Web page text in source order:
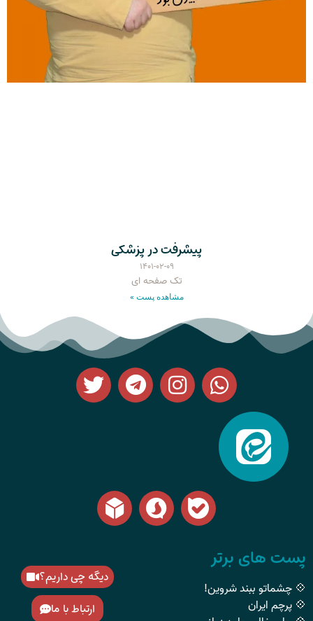
پیشرفت در پزشکی
۱۴۰۱-۰۲-۰۹
تک صفحه ای
مشاهده پست »
پست های برتر
💠 چشماتو ببند شروین!
💠 پرچم ایران
دیگه چی داریم؟
ارتباط با ما